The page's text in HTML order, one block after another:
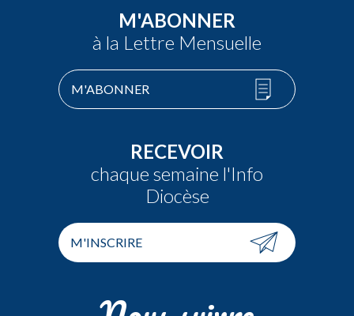
M'ABONNER
à la Lettre Mensuelle
M'ABONNER
RECEVOIR
chaque semaine l'Info
Diocèse
M'INSCRIRE